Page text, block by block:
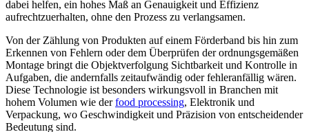
dabei helfen, ein hohes Maß an Genauigkeit und Effizienz
aufrechtzuerhalten, ohne den Prozess zu verlangsamen.
Von der Zählung von Produkten auf einem Förderband bis hin zum
Erkennen von Fehlern oder dem Überprüfen der ordnungsgemäßen
Montage bringt die Objektverfolgung Sichtbarkeit und Kontrolle in
Aufgaben, die andernfalls zeitaufwändig oder fehleranfällig wären.
Diese Technologie ist besonders wirkungsvoll in Branchen mit
hohem Volumen wie derfood processing, Elektronik und
Verpackung, wo Geschwindigkeit und Präzision von entscheidender
Bedeutung sind.